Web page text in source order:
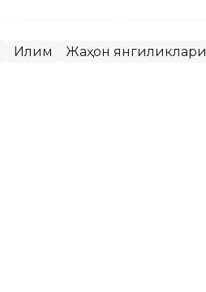
Иқлим Жаҳон янгиликлари